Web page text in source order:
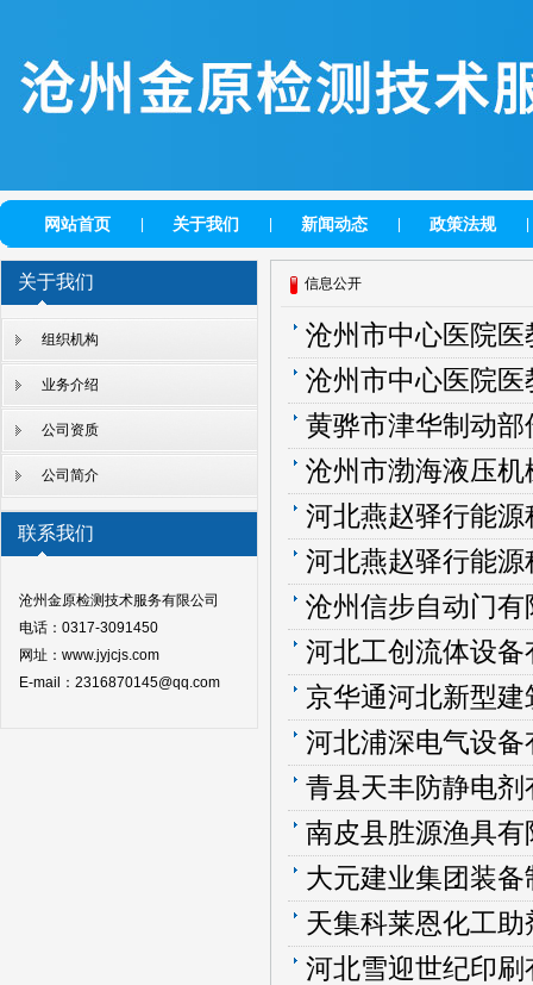
网站首页 关于我们 新闻动态 政策法规
关于我们
组织机构
业务介绍
公司资质
公司简介
联系我们
沧州金原检测技术服务有限公司
电话：0317-3091450
网址：www.jyjcjs.com
E-mail：2316870145@qq.com
信息公开
沧州市中心医院医
沧州市中心医院医
黄骅市津华制动
沧州市渤海液压机械有
河北燕赵驿行能源科技有限公司
河北燕赵驿行能源科技有限公司
沧州信步自动门有限
河北工创流体设备有
京华通河北新型建筑板
河北浦深电气设备有
青县天丰防静电剂有
南皮县胜源渔具有限
大元建业集团装备制造股
天集科莱恩化工助剂（沧
河北雪迎世纪印刷有